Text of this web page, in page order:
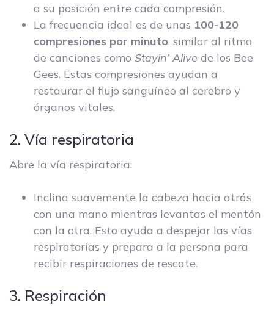
a su posición entre cada compresión.
La frecuencia ideal es de unas 100-120
compresiones por minuto, similar al ritmo
de canciones como Stayin’ Alive de los Bee
Gees. Estas compresiones ayudan a
restaurar el flujo sanguíneo al cerebro y
órganos vitales.
2. Vía respiratoria
Abre la vía respiratoria:
Inclina suavemente la cabeza hacia atrás
con una mano mientras levantas el mentón
con la otra. Esto ayuda a despejar las vías
respiratorias y prepara a la persona para
recibir respiraciones de rescate.
3. Respiración